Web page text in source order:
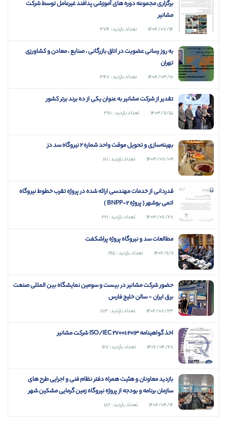
برگزاری مجموعه دوره های آموزشی پدافند غیرعامل توسط شرکت
مشانیر
۱۴۰۴/۰۷/۱۴ تعداد بازدید : ۳۷۴
به روز رسانی عضویت در اتاق بازرگانی ، صنایع ، معادن و کشاورزی
تهران
۱۴۰۴/۰۳/۱۰ تعداد بازدید : ۳۴۸
تقدیر از شرکت مشانیر به عنوان یکی از ده برند برتر کشور
۱۴۰۳/۱۱/۱۵ تعداد بازدید : ۲۹۸
بهینه‌سازی و تحویل موقت واحد شماره 2 نیروگاه سد دز
۱۴۰۳/۰۷/۰۹ تعداد بازدید : ۱۸۱
قدردانی از خدمات مهندسی ارائه شده در پروژه تقرب خطوط نیروگاه
اتمی بوشهر ( پروژه BNPP-2 )
۱۴۰۳/۰۶/۲۸ تعداد بازدید : ۲۲۱
مطالعات سد و نیروگاه پروژه پراشکفت
۱۴۰۲/۱۱/۱۱ تعداد بازدید : ۱۹۵
حضور شرکت مشانیر در بیست و سومین نمایشگاه بین المللی صنعت
برق ایران - سالن خلیج فارس
۱۴۰۲/۰۸/۲۳ تعداد بازدید : ۱۸۳
اخذ گواهینامه ISO/IEC 27001:2013 شرکت مشانیر
۱۴۰۲/۰۴/۲۸ تعداد بازدید : ۱۶۷
بازديد معاونان و هئیت همراه دفتر نظام فنی و اجرایی طرح های
سازمان برنامه و بودجه از پروژه نیروگاه زمین گرمایی مشکین شهر
۱۴۰۲/۰۴/۱۲ تعداد بازدید : ۱۸۲